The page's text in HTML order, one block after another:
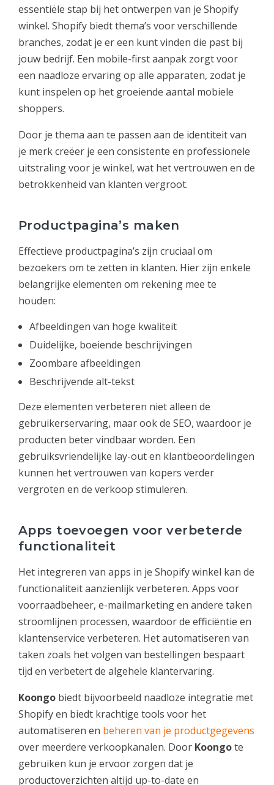
essentiële stap bij het ontwerpen van je Shopify
winkel. Shopify biedt thema’s voor verschillende
branches, zodat je er een kunt vinden die past bij
jouw bedrijf. Een mobile-first aanpak zorgt voor
een naadloze ervaring op alle apparaten, zodat je
kunt inspelen op het groeiende aantal mobiele
shoppers.
Door je thema aan te passen aan de identiteit van
je merk creëer je een consistente en professionele
uitstraling voor je winkel, wat het vertrouwen en de
betrokkenheid van klanten vergroot.
Productpagina’s maken
Effectieve productpagina’s zijn cruciaal om
bezoekers om te zetten in klanten. Hier zijn enkele
belangrijke elementen om rekening mee te
houden:
Afbeeldingen van hoge kwaliteit
Duidelijke, boeiende beschrijvingen
Zoombare afbeeldingen
Beschrijvende alt-tekst
Deze elementen verbeteren niet alleen de
gebruikerservaring, maar ook de SEO, waardoor je
producten beter vindbaar worden. Een
gebruiksvriendelijke lay-out en klantbeoordelingen
kunnen het vertrouwen van kopers verder
vergroten en de verkoop stimuleren.
Apps toevoegen voor verbeterde
functionaliteit
Het integreren van apps in je Shopify winkel kan de
functionaliteit aanzienlijk verbeteren. Apps voor
voorraadbeheer, e-mailmarketing en andere taken
stroomlijnen processen, waardoor de efficiëntie en
klantenservice verbeteren. Het automatiseren van
taken zoals het volgen van bestellingen bespaart
tijd en verbetert de algehele klantervaring.
Koongo biedt bijvoorbeeld naadloze integratie met
Shopify en biedt krachtige tools voor het
automatiseren en beheren van je productgegevens
over meerdere verkoopkanalen. Door Koongote
gebruiken kun je ervoor zorgen dat je
productoverzichten altijd up-to-date en